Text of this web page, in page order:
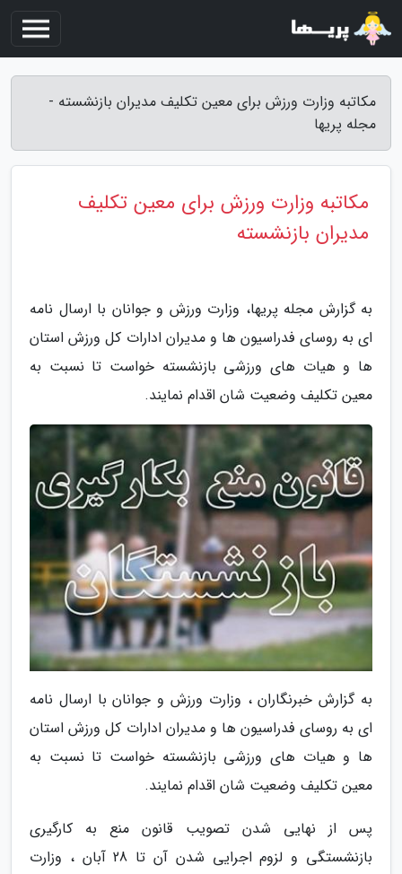
مکاتبه وزارت ورزش برای معین تکلیف مدیران بازنشسته -
مجله پریها
مکاتبه وزارت ورزش برای معین تکلیف
مدیران بازنشسته
به گزارش مجله پریها، وزارت ورزش و جوانان با ارسال نامه
ای به روسای فدراسیون ها و مدیران ادارات کل ورزش استان
ها و هیات های ورزشی بازنشسته خواست تا نسبت به
معین تکلیف وضعیت شان اقدام نمایند.
به گزارش خبرنگاران ، وزارت ورزش و جوانان با ارسال نامه
ای به روسای فدراسیون ها و مدیران ادارات کل ورزش استان
ها و هیات های ورزشی بازنشسته خواست تا نسبت به
معین تکلیف وضعیت شان اقدام نمایند.
پس از نهایی شدن تصویب قانون منع به کارگیری
بازنشستگی و لزوم اجرایی شدن آن تا 28 آبان ، وزارت